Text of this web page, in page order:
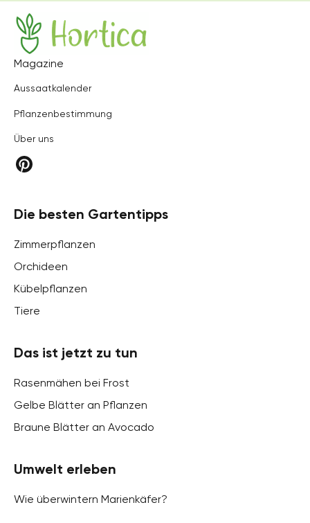
Hortica
Magazine
Aussaatkalender
Pflanzenbestimmung
Über uns
Die besten Gartentipps
Zimmerpflanzen
Orchideen
Kübelpflanzen
Tiere
Das ist jetzt zu tun
Rasenmähen bei Frost
Gelbe Blätter an Pflanzen
Braune Blätter an Avocado
Umwelt erleben
Wie überwintern Marienkäfer?